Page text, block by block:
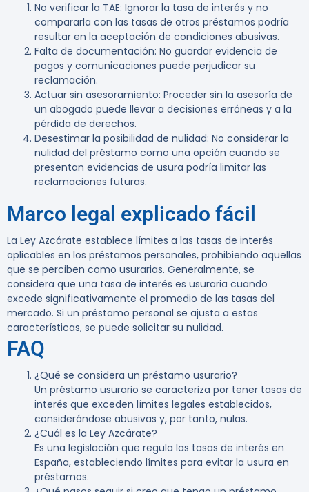
No verificar la TAE: Ignorar la tasa de interés y no
compararla con las tasas de otros préstamos podría
resultar en la aceptación de condiciones abusivas.
Falta de documentación: No guardar evidencia de
pagos y comunicaciones puede perjudicar su
reclamación.
Actuar sin asesoramiento: Proceder sin la asesoría de
un abogado puede llevar a decisiones erróneas y a la
pérdida de derechos.
Desestimar la posibilidad de nulidad: No considerar la
nulidad del préstamo como una opción cuando se
presentan evidencias de usura podría limitar las
reclamaciones futuras.
Marco legal explicado fácil
La Ley Azcárate establece límites a las tasas de interés
aplicables en los préstamos personales, prohibiendo aquellas
que se perciben como usurarias. Generalmente, se
considera que una tasa de interés es usuraria cuando
excede significativamente el promedio de las tasas del
mercado. Si un préstamo personal se ajusta a estas
características, se puede solicitar su nulidad.
FAQ
¿Qué se considera un préstamo usurario?
Un préstamo usurario se caracteriza por tener tasas de
interés que exceden límites legales establecidos,
considerándose abusivas y, por tanto, nulas.
¿Cuál es la Ley Azcárate?
Es una legislación que regula las tasas de interés en
España, estableciendo límites para evitar la usura en
préstamos.